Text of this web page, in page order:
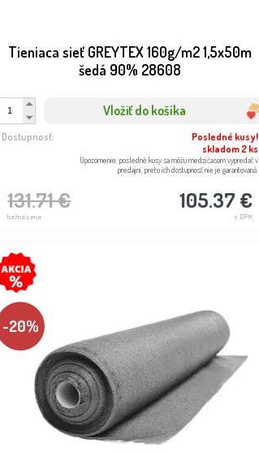
Tieniaca sieť GREYTEX 160g/m2 1,5x50m
šedá 90% 28608
Vložiť do košíka
131.71 €
bežná cena
105.37 €
s DPH
Dostupnosť:
Posledné kusy!
skladom 2 ks
Upozornenie: posledné kusy sa môžu medzičasom vypredať v
predajni, preto ich dostupnosť nie je garantovaná.
-20%